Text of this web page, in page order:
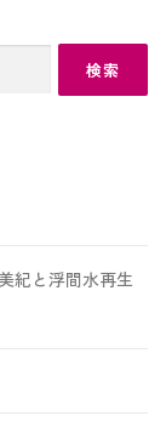
紀と浮間水再生